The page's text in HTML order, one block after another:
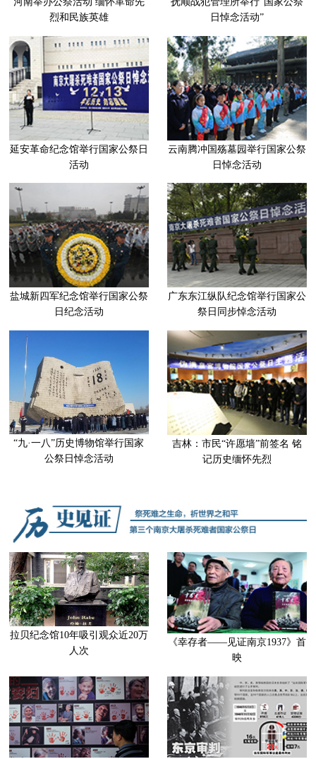
烈和民族英雄
日悼念活动”
延安革命纪念馆举行国家公祭日
活动
云南腾冲国殇墓园举行国家公祭
日悼念活动
盐城新四军纪念馆举行国家公祭
日纪念活动
广东东江纵队纪念馆举行国家公
祭日同步悼念活动
“九·一八”历史博物馆举行国家
公祭日悼念活动
吉林：市民“许愿墙”前签名 铭
记历史缅怀先烈
拉贝纪念馆10年吸引观众近20万
人次
《幸存者——见证南京1937》首
映